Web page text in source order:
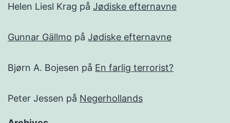
Helen Liesl Krag på Jødiske efternavne
Gunnar Gällmo på Jødiske efternavne
Bjørn A. Bojesen på En farlig terrorist?
Peter Jessen på Negerhollands